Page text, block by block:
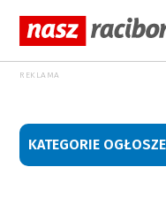
REKLAMA
KATEGORIE